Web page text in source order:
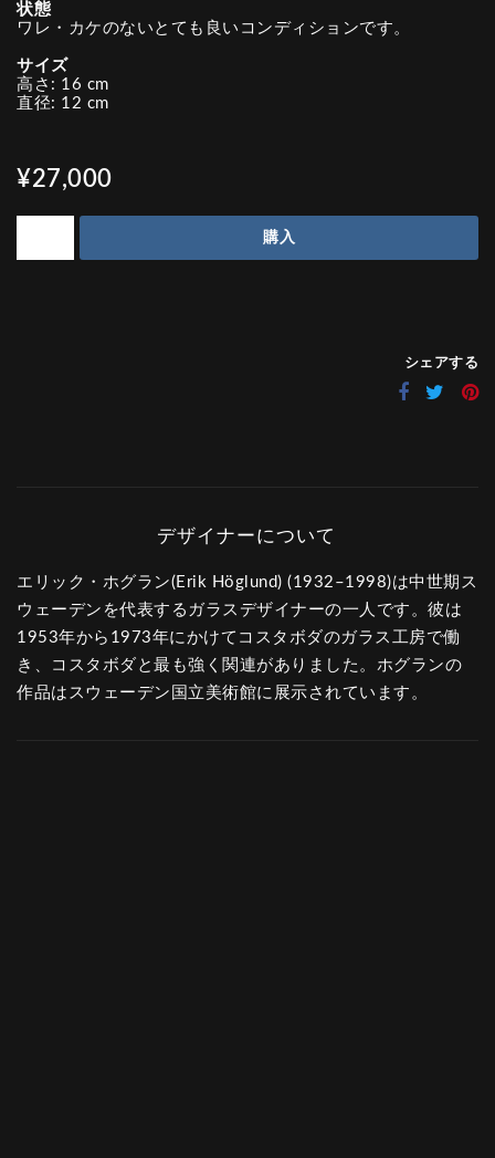
状態
ワレ・カケのないとても良いコンディションです。
サイズ
高さ: 16 cm
直径: 12 cm
¥27,000
購入
シェアする
エリック・ホグラン(Erik Höglund) (1932–1998)は中世期ス
ウェーデンを代表するガラスデザイナーの一人です。彼は
1953年から1973年にかけてコスタボダのガラス工房で働
き、コスタボダと最も強く関連がありました。ホグランの
作品はスウェーデン国立美術館に展示されています。